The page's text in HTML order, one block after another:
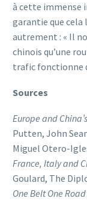
à cette immense
garantie que cela
autrement : « Il
chinois qu’une
trafic fonctionne
Sources
Europe and
Putten, John
Miguel Otero-
France, Italy and
Goulard, The
One Belt One